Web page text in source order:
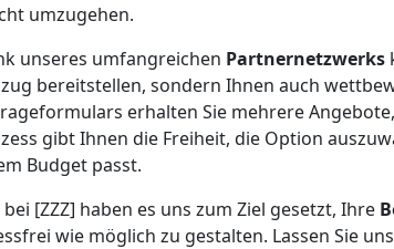
umzugehen.
unseres umfangreichen Partnernetzwerks
bereitstellen, sondern Ihnen auch
erhalten Sie mehrere
gibt Ihnen die Freiheit, die Option
Budget passt.
[ZZZ] haben es uns zum Ziel gesetzt, Ihre
wie möglich zu gestalten. Lassen Sie